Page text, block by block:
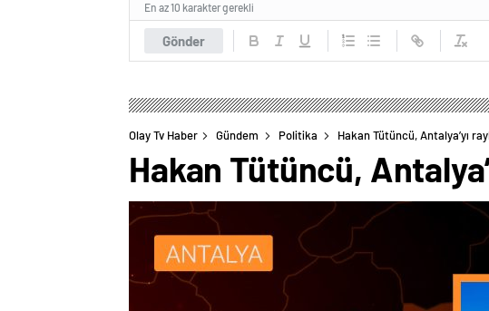
Gönder
En az 10 karakter gerekli
Olay Tv Haber Gündem Politika Hakan Tütüncü, Antalya’yı
Hakan Tütüncü,